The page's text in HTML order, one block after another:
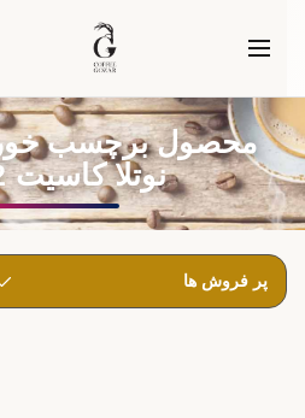
محصول برچسب
نوتلا کاسیت 2لیتری"